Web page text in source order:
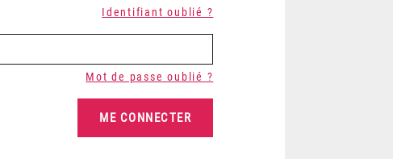
Identifiant oublié ?
Mot de passe oublié ?